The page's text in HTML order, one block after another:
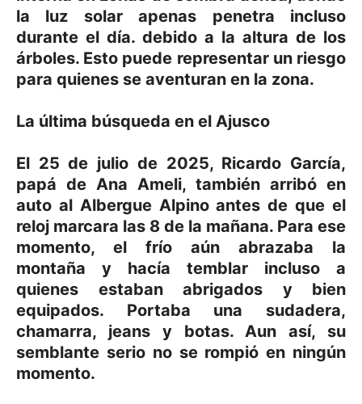
la luz solar apenas penetra incluso
durante el día. debido a la altura de los
árboles. Esto puede representar un riesgo
para quienes se aventuran en la zona.
La última búsqueda en el Ajusco
El 25 de julio de 2025, Ricardo García,
papá de Ana Ameli, también arribó en
auto al Albergue Alpino antes de que el
reloj marcara las 8 de la mañana. Para ese
momento, el frío aún abrazaba la
montaña y hacía temblar incluso a
quienes estaban abrigados y bien
equipados. Portaba una sudadera,
chamarra, jeans y botas. Aun así, su
semblante serio no se rompió en ningún
momento.